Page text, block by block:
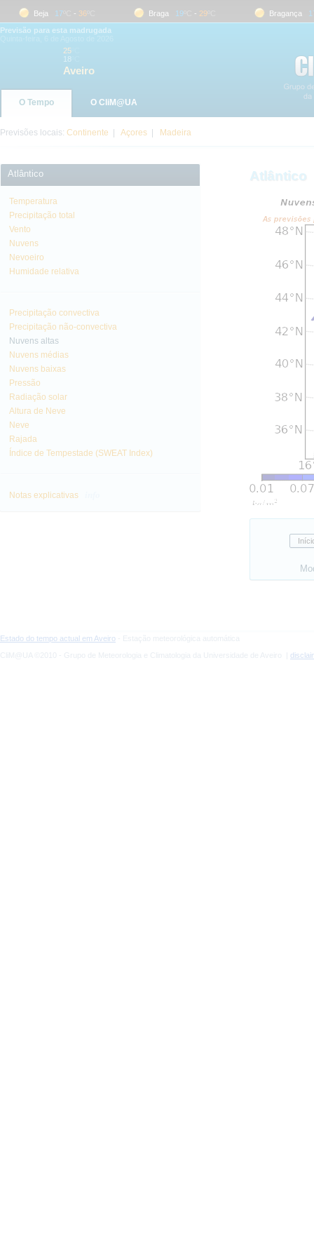
Beja 17 ºC- 36 ºC Braga 19 ºC- 29 ºC Bragança 17
Previsão para esta madrugada
25
18
Aveiro
O Tempo O CliM@UA
Previsões locais: Continente Açores Madeira
Atlântico
Temperatura
Precipitação total
Vento
Nuvens
Nevoeiro
Humidade relativa
Precipitação convectiva
Precipitação não-convectiva
Nuvens altas
Nuvens médias
Nuvens baixas
Pressão
Radiação solar
Altura de Neve
Neve
Rajada
Índice de Tempestade (SWEAT Index)
Notas explicativas
Atlântico
Estado do tempo actual em Aveiro
CliM@UA ©2010 - Grupo de Meteorologia e Climatologia da Universidade de Aveiro |